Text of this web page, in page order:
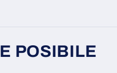
POSIBILE